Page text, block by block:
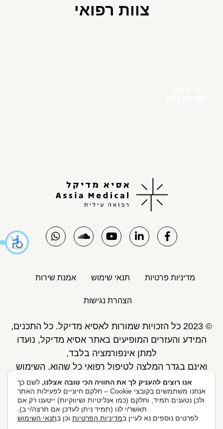
צוות רפואי
מדיניות פרטיות תנאי שימוש אמנת שירות
הצהרת נגישות
© 2023 כל הזכויות שמורות לאסיא מדיקל. כל התכנים,
המידע והעזרים המופיעים באתר אסיא מדיקל, נועדו
למתן אינפורמציה בלבד,
ואינם בגדר המלצה לטיפול רפואי כל שהוא. השימוש
באתר כפוף לתנאי השימוש ואינו מחליף את אחריות
הגולש לקבלת ייעוץ ע"י רופא.
פיתוח אתר: Skymaster
אנו רוצים להעניק לך את החוויה הכי טובה אצלנו, לשם כך
אנחנו משתמשים בקובצי Cookie – חלקם חיוניים לפעילות האתר
ולכן נטענים תמיד, וחלקם (כמו אנליטיות ושיווקיות) ייטענו רק אם
תאשר/י לנו (תמיד ניתן לעדכן אם תרצה/י ב).
לפרטים נוספים נא לעיין במדיניות הפרטיות וכן בתנאי השימוש